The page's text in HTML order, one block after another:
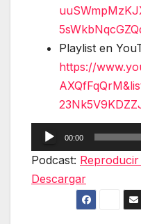
Playlist en
https://
Reproductor
de
00:00
Podcast:
Descargar